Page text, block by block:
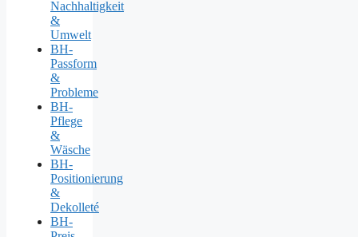
Nachhaltigkeit
&
Umwelt
BH-
Passform
&
Probleme
BH-
Pflege
&
Wäsche
BH-
Positionierung
&
Dekolleté
BH-